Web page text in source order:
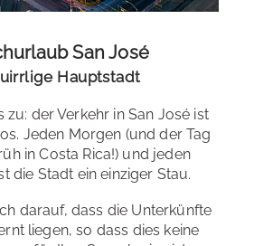
San José
Hauptstadt
zu: der Verkehr in San José ist
Jeden Morgen (und der Tag
in Costa Rica!) und jeden
die Stadt ein einziger Stau.
darauf, dass die Unterkünfte
liegen, so dass dies keine
Stadtführungen, diverse